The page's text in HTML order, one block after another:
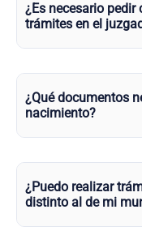
¿Es necesario
trámites en el
¿Qué documentos
nacimiento?
¿Puedo realizar
distinto al de mi